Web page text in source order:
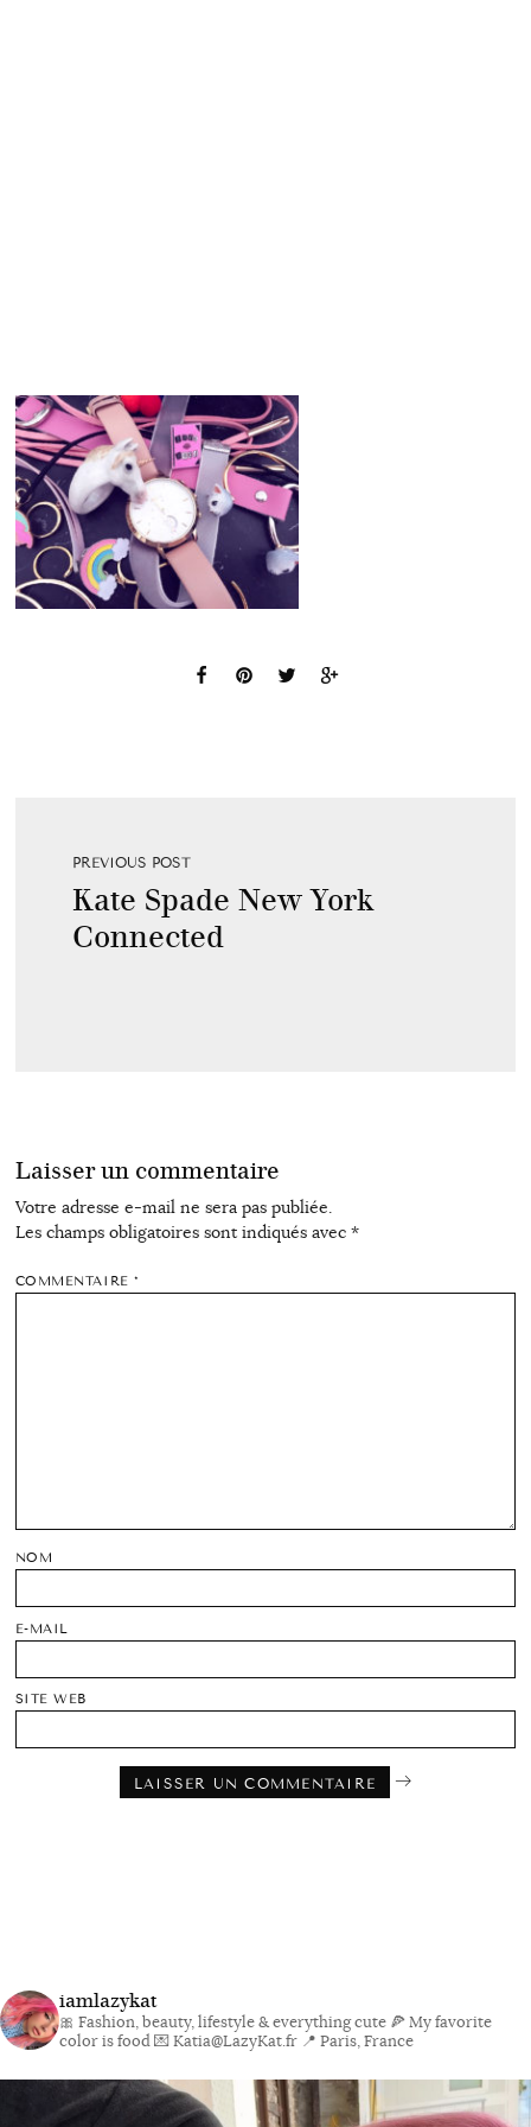
PREVIOUS POST
Kate Spade New York
Connected
Laisser un commentaire
Votre adresse e-mail ne sera pas publiée.
Les champs obligatoires sont indiqués avec *
COMMENTAIRE*
NOM
E-MAIL
SITE WEB
iamlazykat
🎀 Fashion, beauty, lifestyle & everything cute 🍕 My favorite
color is food💌 Katia@LazyKat.fr 📍 Paris, France